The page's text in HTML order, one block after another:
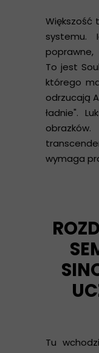
Większość
systemu.
To jest
którego
odrzucają
ładnie".
wymaga
Tu